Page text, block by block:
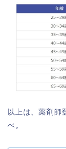
以上は、薬剤師
べ。